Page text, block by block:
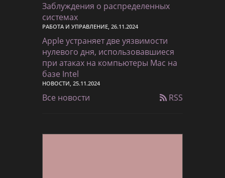
Заблуждения о распределенных
системах
РАБОТА И УПРАВЛЕНИЕ, 26.11.2024
Apple устраняет две уязвимости
нулевого дня, использовавшиеся
при атаках на компьютеры Mac на
базе Intel
НОВОСТИ, 25.11.2024
Все новости RSS